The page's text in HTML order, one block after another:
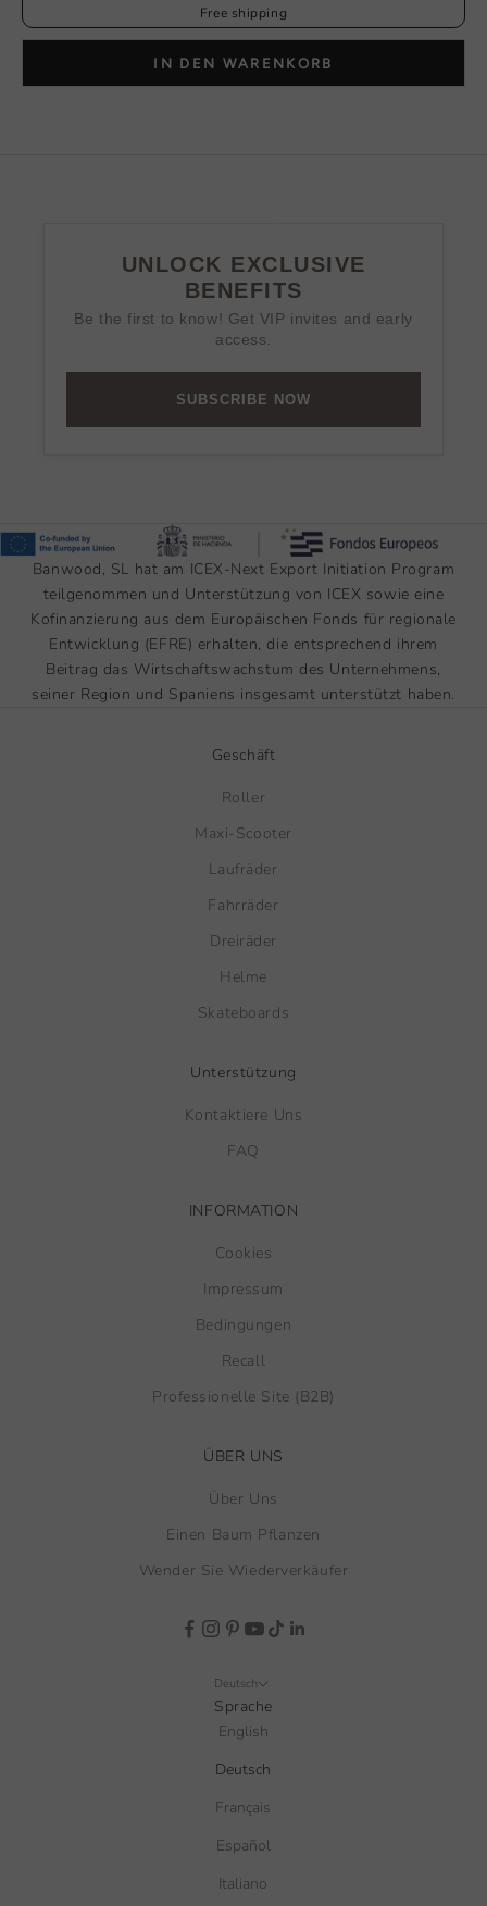
Free shipping
IN DEN WARENKORB
UNLOCK EXCLUSIVE
BENEFITS
Be the first to know! Get VIP invites and early
access.
SUBSCRIBE NOW
Banwood, SL hat am ICEX-Next Export Initiation Program
teilgenommen und Unterstützung von ICEX sowie eine
Kofinanzierung aus dem Europäischen Fonds für regionale
Entwicklung (EFRE) erhalten, die entsprechend ihrem
Beitrag das Wirtschaftswachstum des Unternehmens,
seiner Region und Spaniens insgesamt unterstützt haben.
Geschäft
Roller
Maxi-Scooter
Laufräder
Fahrräder
Dreiräder
Helme
Skateboards
Unterstützung
Kontaktiere Uns
FAQ
INFORMATION
Cookies
Impressum
Bedingungen
Recall
Professionelle Site (B2B)
ÜBER UNS
Über Uns
Einen Baum Pflanzen
Wender Sie Wiederverkäufer
Deutsch
Sprache
English
Deutsch
Français
Español
Italiano